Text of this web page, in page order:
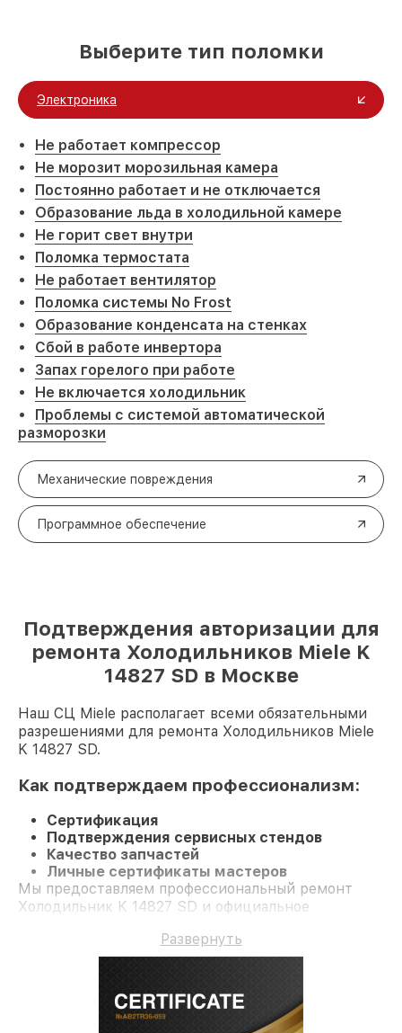
Выберите тип поломки
Электроника
Не работает компрессор
Не морозит морозильная камера
Постоянно работает и не отключается
Образование льда в холодильной камере
Не горит свет внутри
Поломка термостата
Не работает вентилятор
Поломка системы No Frost
Образование конденсата на стенках
Сбой в работе инвертора
Запах горелого при работе
Не включается холодильник
Проблемы с системой автоматической
разморозки
Механические повреждения
Программное обеспечение
Подтверждения авторизации для
ремонта Холодильников Miele K
14827 SD в Москве
Наш СЦ Miele располагает всеми обязательными
разрешениями для ремонта Холодильников Miele
K 14827 SD.
Как подтверждаем профессионализм:
Сертификация
Подтверждения сервисных стендов
Качество запчастей
Личные сертификаты мастеров
Мы предоставляем профессиональный ремонт
Холодильник K 14827 SD и официальное
Развернуть